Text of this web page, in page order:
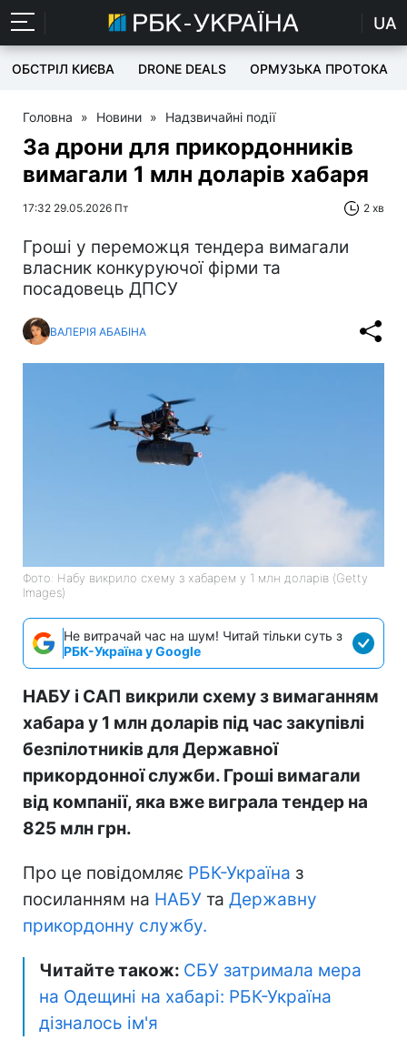
UA
ОБСТРІЛ КИЄВА DRONE DEALS ОРМУЗЬКА ПРОТОКА
Головна » Новини » Надзвичайні події
За дрони для прикордонників
вимагали 1 млн доларів хабаря
17:32 29.05.2026 Пт 2 хв
Гроші у переможця тендера вимагали
власник конкуруючої фірми та
посадовець ДПСУ
ВАЛЕРІЯ АБАБІНА
Фото: Набу викрило схему з хабарем у 1 млн доларів (Getty
Images)
Не витрачай час на шум! Читай тільки суть з
РБК-Україна у Google
НАБУ і САП викрили схему з вимаганням
хабара у 1 млн доларів під час закупівлі
безпілотників для Державної
прикордонної служби. Гроші вимагали
від компанії, яка вже виграла тендер на
825 млн грн.
Про це повідомляє РБК-Україна з
посиланням на НАБУ та Державну
прикордонну службу.
Читайте також: СБУ затримала мера
на Одещині на хабарі: РБК-Україна
дізналось ім'я